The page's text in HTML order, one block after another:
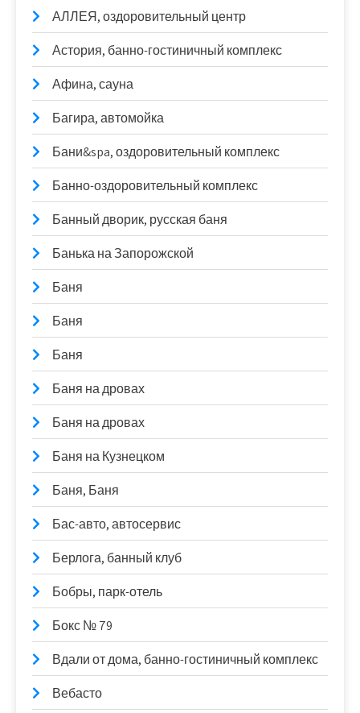
АЛЛЕЯ, оздоровительный центр
Астория, банно-гостиничный комплекс
Афина, сауна
Багира, автомойка
Бани&spa, оздоровительный комплекс
Банно-оздоровительный комплекс
Банный дворик, русская баня
Банька на Запорожской
Баня
Баня
Баня
Баня на дровах
Баня на дровах
Баня на Кузнецком
Баня, Баня
Бас-авто, автосервис
Берлога, банный клуб
Бобры, парк-отель
Бокс № 79
Вдали от дома, банно-гостиничный комплекс
Вебасто